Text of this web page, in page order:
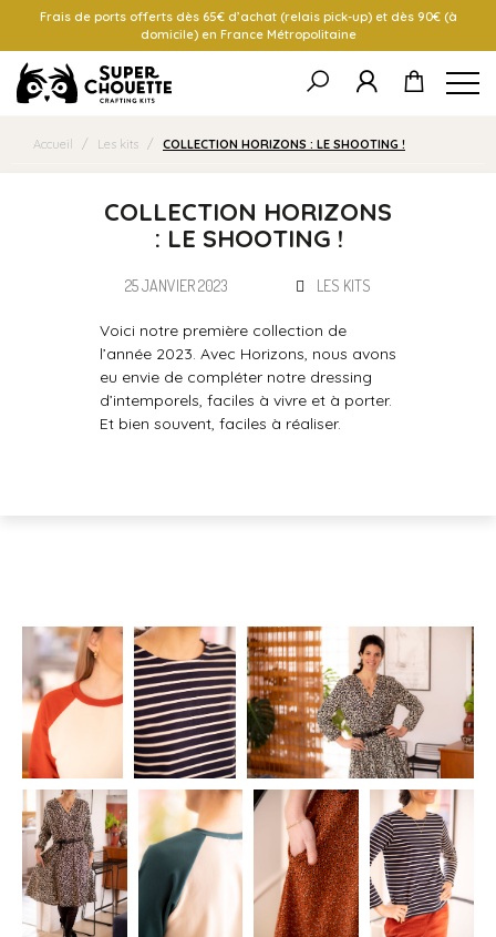
Frais de ports offerts dès 65€ d’achat (relais pick-up) et dès 90€ (à
domicile) en France Métropolitaine
Accueil / Les kits / COLLECTION HORIZONS : LE SHOOTING !
COLLECTION HORIZONS
: LE SHOOTING !
25 JANVIER 2023 LES KITS
Voici notre première collection de
l’année 2023. Avec Horizons, nous avons
eu envie de compléter notre dressing
d’intemporels, faciles à vivre et à porter.
Et bien souvent, faciles à réaliser.